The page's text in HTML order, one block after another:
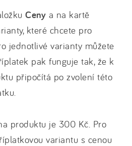
Ceny a na kartě
které chcete pro
jednotlivé varianty můžete
pak funguje tak, že k
připočítá po zvolení této
produktu je 300 Kč. Pro
variantu s cenou